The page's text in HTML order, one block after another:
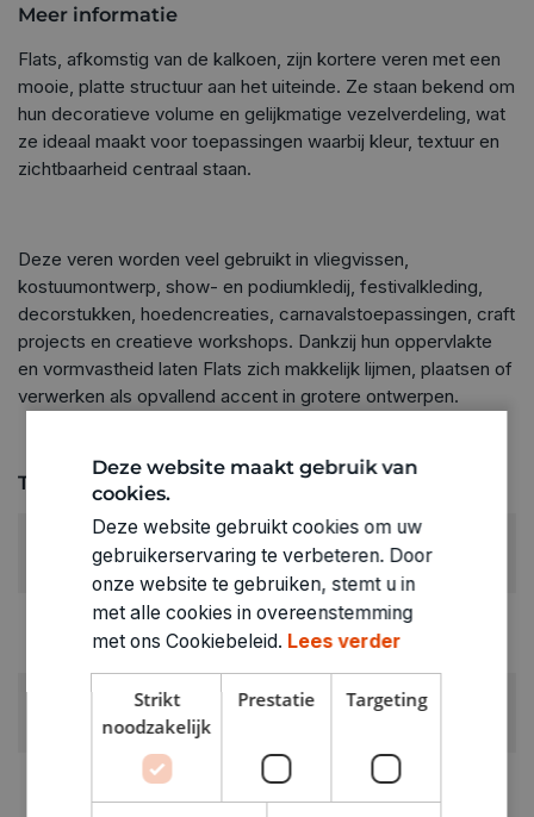
Meer informatie
Flats, afkomstig van de kalkoen, zijn kortere veren met een
mooie, platte structuur aan het uiteinde. Ze staan bekend om
hun decoratieve volume en gelijkmatige vezelverdeling, wat
ze ideaal maakt voor toepassingen waarbij kleur, textuur en
zichtbaarheid centraal staan.
Deze veren worden veel gebruikt in vliegvissen,
kostuumontwerp, show- en podiumkledij, festivalkleding,
decorstukken, hoedencreaties, carnavalstoepassingen, craft
projects en creatieve workshops. Dankzij hun oppervlakte
en vormvastheid laten Flats zich makkelijk lijmen, plaatsen of
verwerken als opvallend accent in grotere ontwerpen.
Technische specificaties
LEVERANCIERSKLEUR:
chocolade
RUBRIEK:
0.013kg
Deze website maakt gebruik van
cookies.
Deze website gebruikt cookies om uw
gebruikerservaring te verbeteren. Door
onze website te gebruiken, stemt u in
met alle cookies in overeenstemming
met ons Cookiebeleid. Lees verder
Strikt
noodzakelijk
Prestatie Targeting